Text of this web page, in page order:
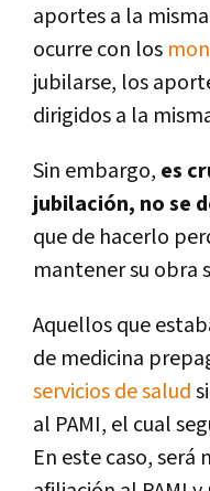
aportes a la
ocurre con los
jubilarse, los
dirigidos a la
Sin embargo, es
jubilación, no se
que de hacerlo
mantener su obra
Aquellos que
de medicina
servicios de salud
al PAMI, el cual
En este caso,